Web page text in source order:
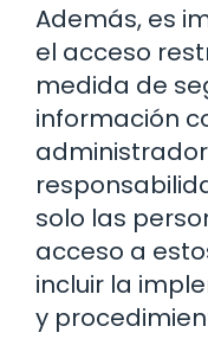
Además, es
el acceso
medida de
información
solo las
acceso a
incluir la
y